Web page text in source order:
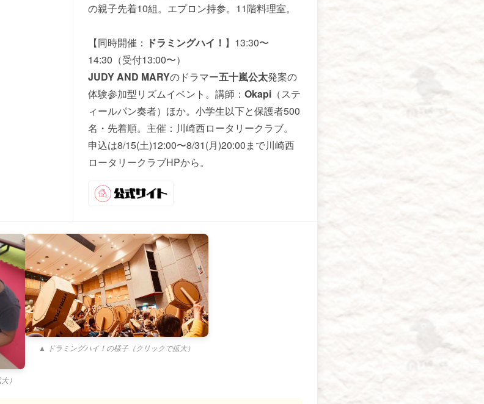
の親子先着10組。エプロン持参。11階料理室。
【同時開催： ドラミングハイ！ 】13:30〜
14:30（受付13:00〜）
JUDY AND MARYのドラマー五十嵐公太発案の
体験参加型リズムイベント。講師： Okapi（ステ
ィールパン奏者）ほか。小学生以下と保護者500
名・先着順。主催：川崎西ロータリークラブ。
申込は8/15(土)12:00〜8/31(月)20:00まで川崎西
ロータリークラブHPから。
）
▲ ドラミングハイ！の様子（クリックで拡大）